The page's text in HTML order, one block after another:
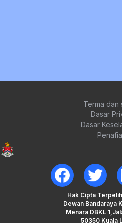
Terma dan
Dasar
Dasar
Hak Cipta
Dewan Bandaraya
Menara DBKL
50350 Kuala